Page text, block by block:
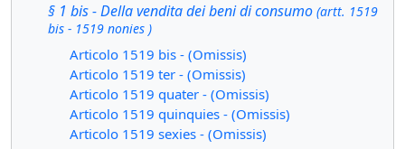
§ 1 bis - Della vendita dei beni di consumo (artt. 1519
bis - 1519 nonies )
Articolo 1519 bis - (Omissis)
Articolo 1519 ter - (Omissis)
Articolo 1519 quater - (Omissis)
Articolo 1519 quinquies - (Omissis)
Articolo 1519 sexies - (Omissis)